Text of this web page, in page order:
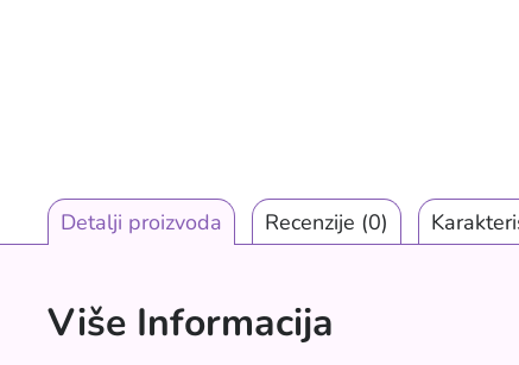
Detalji proizvoda Recenzije (0)
Više Informacija